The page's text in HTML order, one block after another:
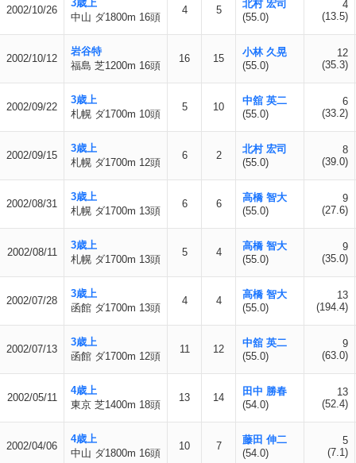
2002/10/26
3歳上
中山 ダ1800m 16頭
4 5
北村 宏司
(55.0)
4
(13.5)
2002/10/12
岩谷特
福島 芝1200m 16頭
16 15
小林 久晃
(55.0)
12
(35.3)
2002/09/22
3歳上
札幌 ダ1700m 10頭
5 10
中舘 英二
(55.0)
6
(33.2)
2002/09/15
3歳上
札幌 ダ1700m 12頭
6 2
北村 宏司
(55.0)
8
(39.0)
2002/08/31
3歳上
札幌 ダ1700m 13頭
6 6
高橋 智大
(55.0)
9
(27.6)
2002/08/11
3歳上
札幌 ダ1700m 13頭
5 4
高橋 智大
(55.0)
9
(35.0)
2002/07/28
3歳上
函館 ダ1700m 13頭
4 4
高橋 智大
(55.0)
13
(194.4)
2002/07/13
3歳上
函館 ダ1700m 12頭
11 12
中舘 英二
(55.0)
9
(63.0)
2002/05/11
4歳上
東京 芝1400m 18頭
13 14
田中 勝春
(54.0)
13
(52.4)
2002/04/06
4歳上
中山 ダ1800m 16頭
10 7
藤田 伸二
(54.0)
5
(7.1)